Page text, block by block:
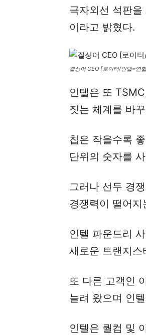
극자외선 석판
이라고 밝혔다.
겔싱어 CEO [로이터/인텔=연
인텔은 또
짓는 체계를 바
칩은 작을수록
단위의 숫자를
그러나 선두 경
경쟁력이 떨어
인텔 파운드리
새로운 트랜지스
또 다른 고객인
늘려 왔으며 인
인텔은 퀄컴 및